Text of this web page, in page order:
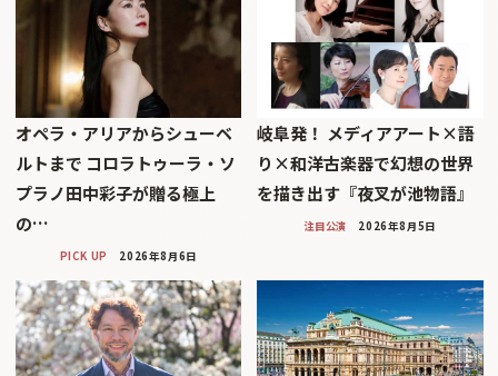
オペラ・アリアからシューベ
ルトまで コロラトゥーラ・ソ
プラノ田中彩子が贈る極上
の…
PICK UP 2026年8月6日
岐阜発！ メディアアート×語
り×和洋古楽器で幻想の世界
を描き出す『夜叉が池物語』
注目公演 2026年8月5日